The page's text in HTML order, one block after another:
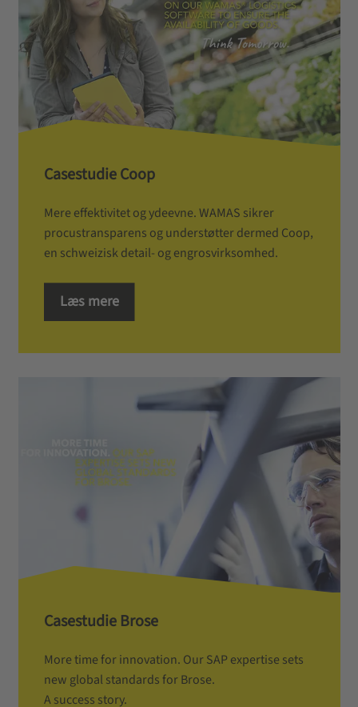
Casestudie Coop
Mere effektivitet og ydeevne. WAMAS sikrer
procustransparens og understøtter dermed Coop,
en schweizisk detail- og engrosvirksomhed.
Læs mere
Casestudie Brose
More time for innovation. Our SAP expertise sets
new global standards for Brose.
A success story.